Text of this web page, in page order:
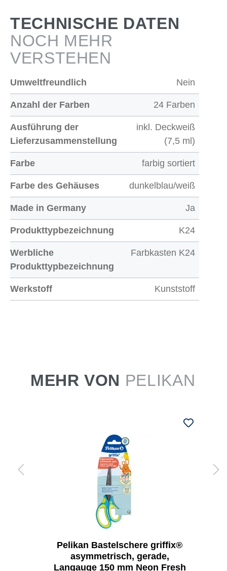
TECHNISCHE DATEN
NOCH MEHR
VERSTEHEN
Umweltfreundlich Nein
Anzahl der Farben 24 Farben
Ausführung der
Lieferzusammenstellung
inkl. Deckweiß
(7,5 ml)
Farbe farbig sortiert
Farbe des Gehäuses dunkelblau/weiß
Made in Germany Ja
Produkttypbezeichnung K24
Werbliche
Produkttypbezeichnung
Farbkasten K24
Werkstoff Kunststoff
MEHR VON PELIKAN
Pelikan Bastelschere griffix®
asymmetrisch, gerade,
Langauge 150 mm Neon Fresh